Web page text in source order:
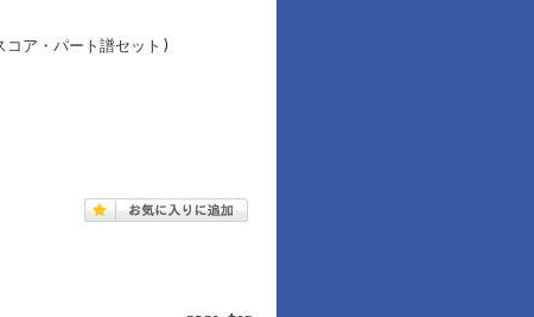
ア・パート譜セット)